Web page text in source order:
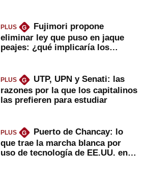
PLUS G
Fujimori propone
eliminar ley que puso en jaque
peajes: ¿qué implicaría los
PLUS G
UTP, UPN y Senati: las
razones por la que los capitalinos
las prefieren para estudiar
PLUS G
Puerto de Chancay: lo
que trae la marcha blanca por
uso de tecnología de EE.UU. en